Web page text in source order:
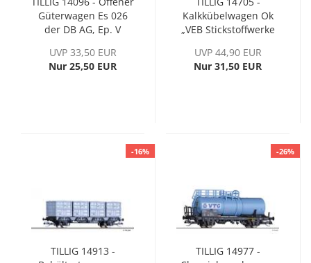
Güterwagen Es 026
der DB AG, Ep. V
UVP 33,50 EUR
Nur 25,50 EUR
Kalkkübelwagen Ok
„VEB Stickstoffwerke
Ep. III
UVP 44,90 EUR
Nur 31,50 EUR
-16%
TILLIG 14913 -
-26%
TILLIG 14977 -